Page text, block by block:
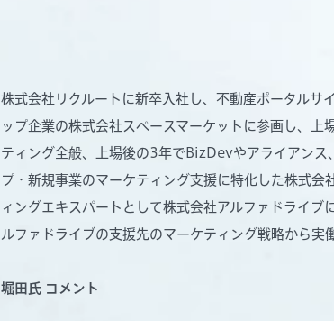
株式会社リクルートに新卒入社し、不動産ポータルサ
ップ企業の株式会社スペースマーケットに参画し、
ティング全般、上場後の3年でBizDevやアライアンス
プ・新規事業のマーケティング支援に特化した株式
ィングエキスパートとして株式会社アルファドライ
ルファドライブの支援先のマーケティング戦略から実
堀田氏 コメント